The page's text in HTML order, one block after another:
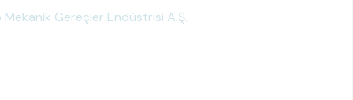
Mekanik Gereçler Endüstrisi A.Ş.